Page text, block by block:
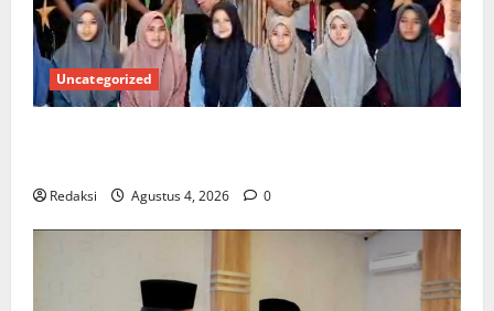
Uncategorized
Redaksi Agustus 4, 2026 0